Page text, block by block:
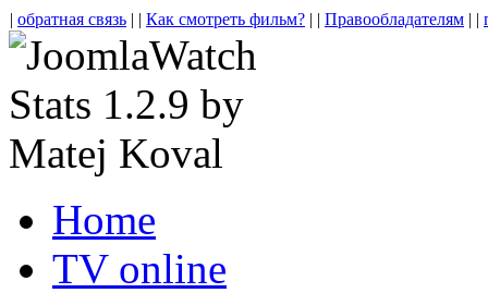
| обратная связь | | Как смотреть фильм? | | Правообладателям | |
Home
TV online